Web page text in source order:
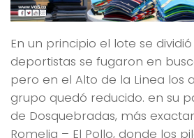
En un principio el lote se
deportistas se fugaron en
pero en el Alto de la Linea los
grupo quedó reducido. en su
de Dosquebradas, más
Romelia – El Pollo, donde los